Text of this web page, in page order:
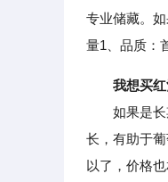
专业储藏。
量1、品质：
我想买
如果是长期
长，有助于
以了，价格也